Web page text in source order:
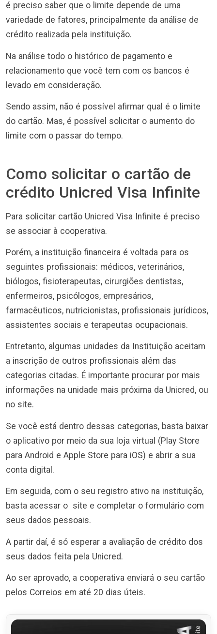
é preciso saber que o limite depende de uma
variedade de fatores, principalmente da análise de
crédito realizada pela instituição.
Na análise todo o histórico de pagamento e
relacionamento que você tem com os bancos é
levado em consideração.
Sendo assim, não é possível afirmar qual é o limite
do cartão. Mas, é possível solicitar o aumento do
limite com o passar do tempo.
Como solicitar o cartão de
crédito Unicred Visa Infinite
Para solicitar cartão Unicred Visa Infinite é preciso
se associar à cooperativa.
Porém, a instituição financeira é voltada para os
seguintes profissionais: médicos, veterinários,
biólogos, fisioterapeutas, cirurgiões dentistas,
enfermeiros, psicólogos, empresários,
farmacêuticos, nutricionistas, profissionais jurídicos,
assistentes sociais e terapeutas ocupacionais.
Entretanto, algumas unidades da Instituição aceitam
a inscrição de outros profissionais além das
categorias citadas. É importante procurar por mais
informações na unidade mais próxima da Unicred, ou
no site.
Se você está dentro dessas categorias, basta baixar
o aplicativo por meio da sua loja virtual (Play Store
para Android e Apple Store para iOS) e abrir a sua
conta digital.
Em seguida, com o seu registro ativo na instituição,
basta acessar o site e completar o formulário com
seus dados pessoais.
A partir daí, é só esperar a avaliação de crédito dos
seus dados feita pela Unicred.
Ao ser aprovado, a cooperativa enviará o seu cartão
pelos Correios em até 20 dias úteis.